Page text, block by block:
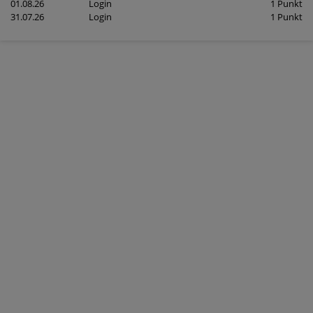
01.08.26
Login
1 Punkt
31.07.26
Login 1 Punkt